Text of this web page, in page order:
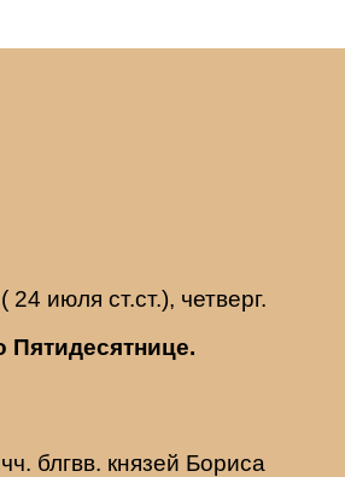
24 июля ст.ст.), четверг.
Пятидесятнице.
блгвв. князей Бориса